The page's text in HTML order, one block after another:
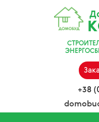
+38